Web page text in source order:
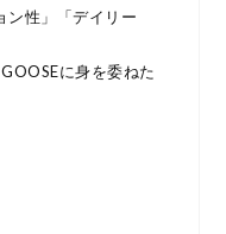
ン性」「デイリー
に身を委ねた